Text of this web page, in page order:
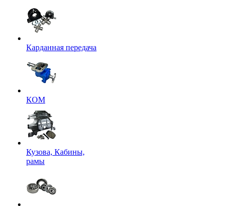
Карданная передача
КОМ
Кузова, Кабины,
рамы